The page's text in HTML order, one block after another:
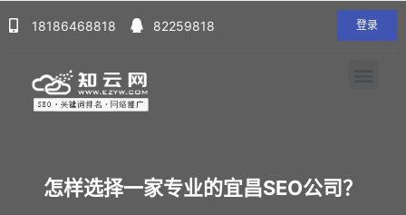
18186468818 82259818 登录
怎样选择一家专业的宜昌SEO公司？